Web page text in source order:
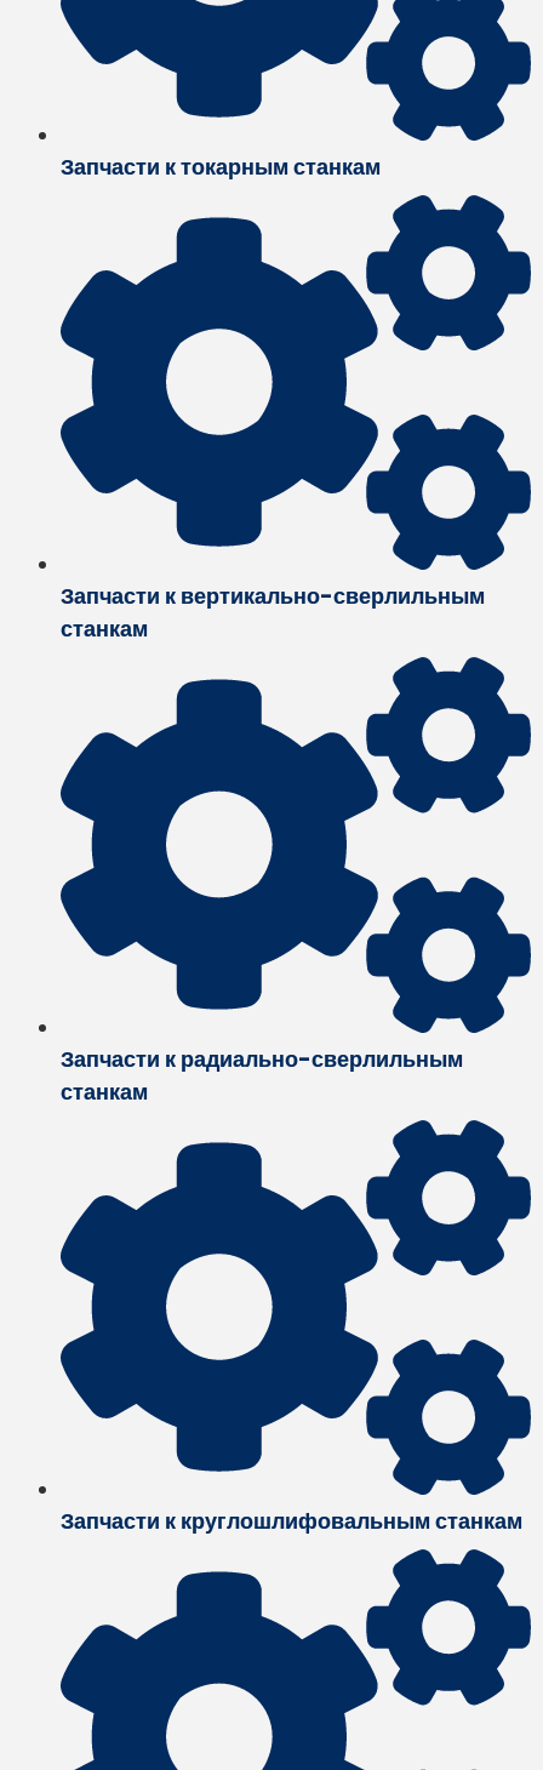
Запчасти к токарным станкам
Запчасти к вертикально-сверлильным
станкам
Запчасти к радиально-сверлильным
станкам
Запчасти к круглошлифовальным станкам